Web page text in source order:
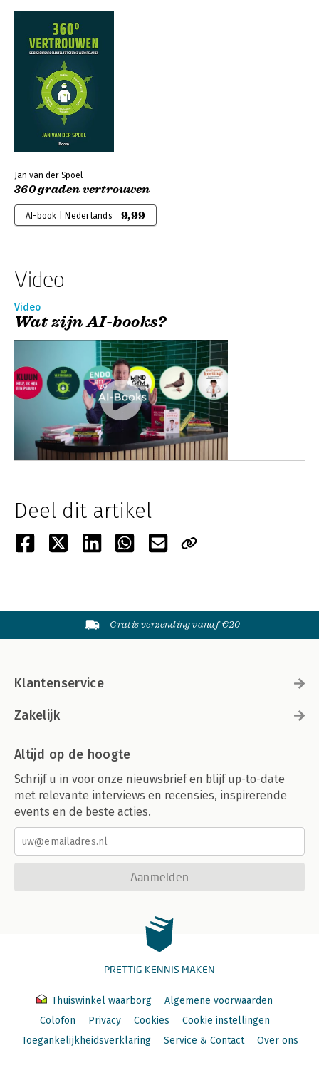
Jan van der Spoel
360 graden vertrouwen
AI-book | Nederlands 9,99
Video
Video
Wat zijn AI-books?
Deel dit artikel
Gratis verzending vanaf €20
Klantenservice
Zakelijk
Altijd op de hoogte
Schrijf u in voor onze nieuwsbrief en blijf up-to-date
met relevante interviews en recensies, inspirerende
events en de beste acties.
Aanmelden
PRETTIG KENNIS MAKEN
Thuiswinkel waarborg
Algemene voorwaarden
Colofon
Privacy Cookies
Cookie instellingen
Toegankelijkheidsverklaring
Service & Contact Over ons